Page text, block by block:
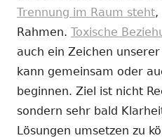
Trennung im Raum steht,
Rahmen. Toxische
auch ein Zeichen
kann gemeinsam oder
beginnen. Ziel ist nicht
sondern sehr bald
Lösungen umsetzen zu